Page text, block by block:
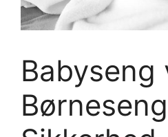
Babyseng